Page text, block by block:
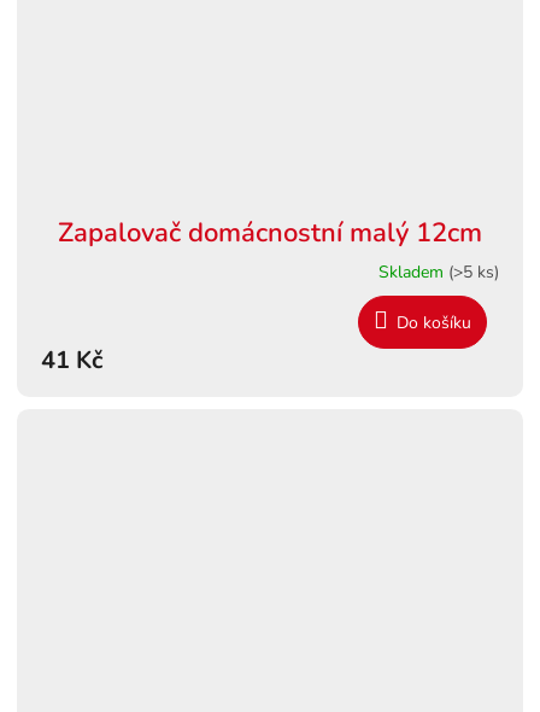
Zapalovač domácnostní malý 12cm
Skladem (>5 ks)
41 Kč
Do košíku